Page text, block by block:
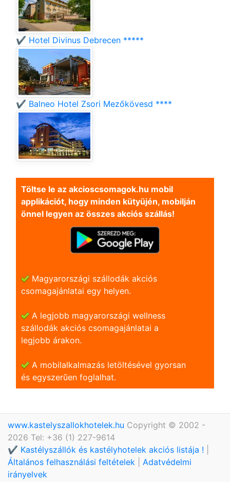
✔️ Hotel Divinus Debrecen *****
✔️ Balneo Hotel Zsori Mezőkövesd ****
Töltse le az akcioscsomagok.hu mobil
applikációt, hogy minden kütyüjén, mobilján
önnel legyen az összes akciós szállás!
Magyarországi szállodák akciós
csomagajánlatai egy helyen.
A legjobb magyarországi wellness
szállodák akciós csomagajánlatai a
legjobb árakon.
A mobilalkalmazás letöltésével gyorsan
és egyszerũen foglalhat.
www.kastelyszallokhotelek.hu Copyright © 2002 -
2026 Tel: +36 (1) 227-9614
✔️ Kastélyszállók és kastélyhotelek akciós listája !
Általános felhasználási feltételek
Adatvédelmi
irányelvek